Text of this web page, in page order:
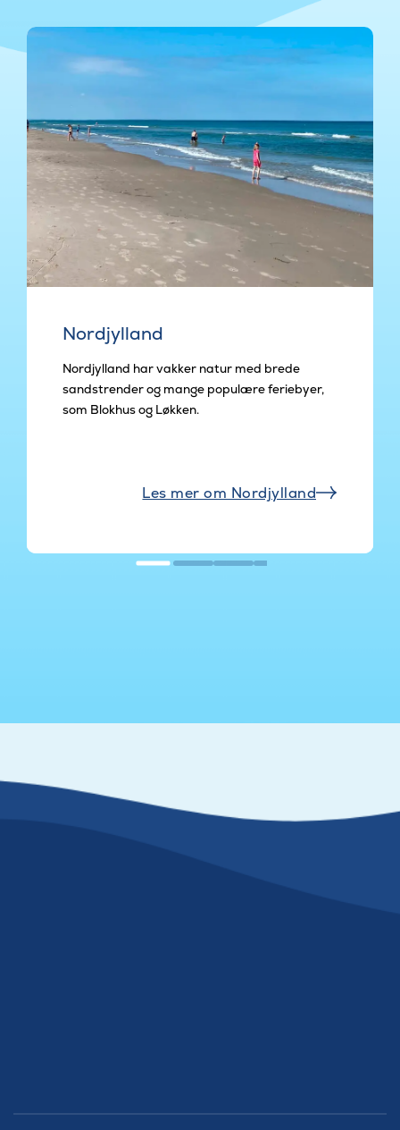
Nordjylland
Nordjylland har vakker natur med brede
sandstrender og mange populære feriebyer,
som Blokhus og Løkken.
Les mer om Nordjylland